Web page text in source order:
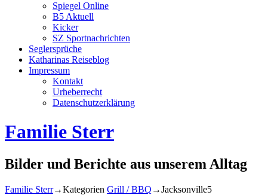
Spiegel Online
B5 Aktuell
Kicker
SZ Sportnachrichten
Seglersprüche
Katharinas Reiseblog
Impressum
Kontakt
Urheberrecht
Datenschutzerklärung
Familie Sterr
Bilder und Berichte aus unserem Alltag
Familie Sterr→Kategorien Grill / BBQ →Jacksonville5